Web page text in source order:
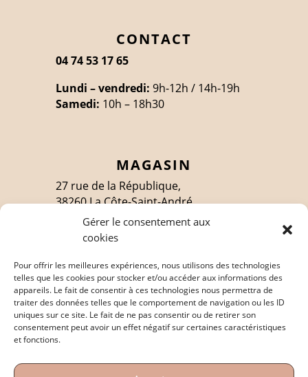
Gérer le consentement aux
cookies
Pour offrir les meilleures expériences, nous utilisons des technologies
telles que les cookies pour stocker et/ou accéder aux informations des
appareils. Le fait de consentir à ces technologies nous permettra de
traiter des données telles que le comportement de navigation ou les ID
uniques sur ce site. Le fait de ne pas consentir ou de retirer son
consentement peut avoir un effet négatif sur certaines caractéristiques
et fonctions.
CONTACT
04 74 53 17 65
Lundi – vendredi: 9h-12h / 14h-19h
Samedi: 10h – 18h30
MAGASIN
27 rue de la République,
38260 La Côte-Saint-André
SUIVEZ-MOI
EN SAVOIR PLUS
Mentions légales